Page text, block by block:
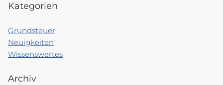
Kategorien
Grundsteuer
Neuigkeiten
Wissenswertes
Archiv